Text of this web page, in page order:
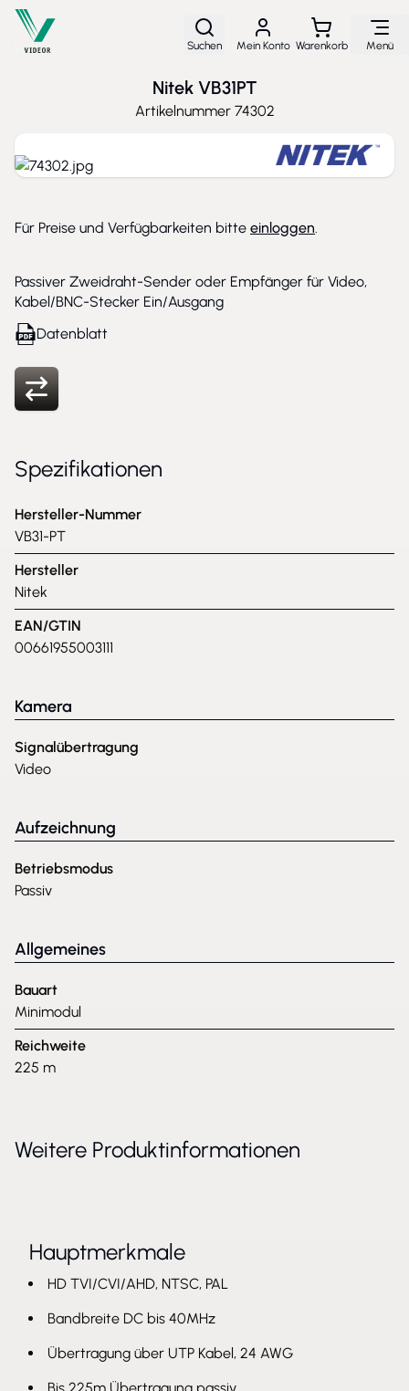
Direkt zum Inhalt
Suchen Mein Konto Warenkorb Menü
Nitek VB31PT
Artikelnummer 74302
Passiver Zweidraht-Sender oder Empfänger für Video,
Kabel/BNC-Stecker Ein/Ausgang
Für Preise und Verfügbarkeiten bitte einloggen.
Datenblatt
Spezifikationen
Hersteller-Nummer
VB31-PT
Hersteller
Nitek
EAN/GTIN
00661955003111
Kamera
Signalübertragung
Video
Aufzeichnung
Betriebsmodus
Passiv
Allgemeines
Bauart
Minimodul
Reichweite
225 m
Weitere Produktinformationen
Hauptmerkmale
HD TVI/CVI/AHD, NTSC, PAL
Bandbreite DC bis 40MHz
Übertragung über UTP Kabel, 24 AWG